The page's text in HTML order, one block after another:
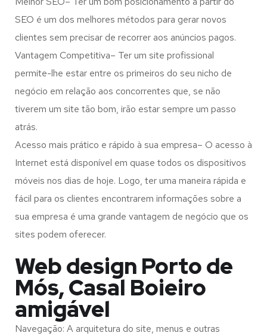
SEO é um dos melhores métodos para gerar novos
clientes sem precisar de recorrer aos anúncios pagos.
Vantagem Competitiva– Ter um site profissional
permite-lhe estar entre os primeiros do seu nicho de
negócio em relação aos concorrentes que, se não
tiverem um site tão bom, irão estar sempre um passo
atrás.
Acesso mais prático e rápido à sua empresa– O acesso à
Internet está disponível em quase todos os dispositivos
móveis nos dias de hoje. Logo, ter uma maneira rápida e
fácil para os clientes encontrarem informações sobre a
sua empresa é uma grande vantagem de negócio que os
sites podem oferecer.
Web design Porto de
Mós, Casal Boieiro
amigável
Navegação: A arquitetura do site, menus e outras